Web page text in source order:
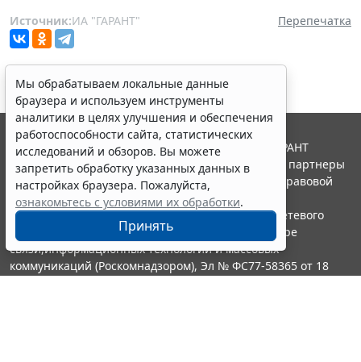
Источник:ИА "ГАРАНТ" Перепечатка
Мы обрабатываем локальные данные
браузера и используем инструменты
аналитики в целях улучшения и обеспечения
работоспособности сайта, статистических
исследований и обзоров. Вы можете
запретить обработку указанных данных в
настройках браузера. Пожалуйста,
ознакомьтесь с условиями их обработки.
Принять
© ООО "НПП "ГАРАНТ-СЕРВИС", 2026. Система ГАРАНТ
выпускается с 1990 года. Компания "Гарант" и ее партнеры
являются участниками Российской ассоциации правовой
информации ГАРАНТ.
Портал ГАРАНТ.РУ зарегистрирован в качестве сетевого
издания Федеральной службой по надзору в сфере
связи,информационных технологий и массовых
коммуникаций (Роскомнадзором), Эл № ФС77-58365 от 18